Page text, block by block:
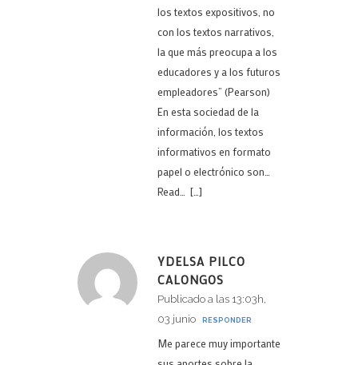
los textos expositivos, no
con los textos narrativos,
la que más preocupa a los
educadores y a los futuros
empleadores” (Pearson)
En esta sociedad de la
información, los textos
informativos en formato
papel o electrónico son…
Read… […]
YDELSA PILCO
CALONGOS
Publicado a las 13:03h,
03 junio
RESPONDER
Me parece muy importante